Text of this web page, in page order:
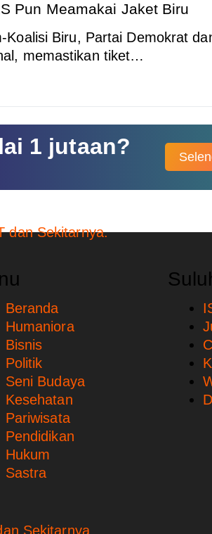
Pun Meamakai Jaket Biru
Koalisi Biru, Partai Demokrat
memastikan tiket…
1 jutaan?
Beranda
Humaniora
Bisnis
Politik
Seni Budaya
Kesehatan
Pariwisata
Pendidikan
Hukum
Sastra
Sekitarnya.